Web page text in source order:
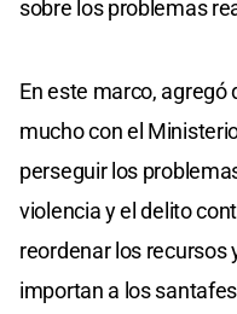
sobre los problemas
En este marco, agregó
mucho con el
perseguir los
violencia y el delito
reordenar los recursos
importan a los